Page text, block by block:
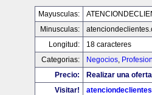
Mayusculas:
Minusculas:
Longitud:
18 caracteres
Categorias:
Negocios,
Precio:
Realizar una
Visitar!